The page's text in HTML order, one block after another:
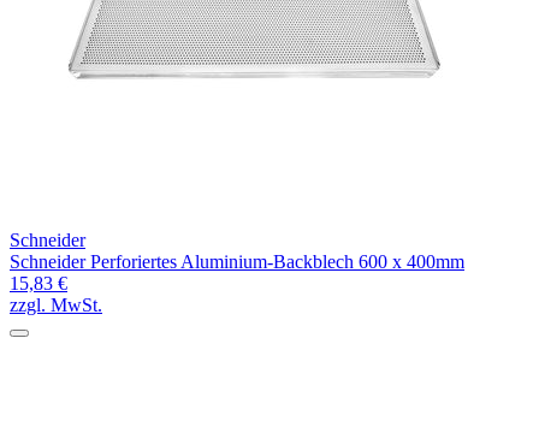
Schneider
Schneider Perforiertes Aluminium-Backblech 600 x 400mm
15,83 €
zzgl. MwSt.